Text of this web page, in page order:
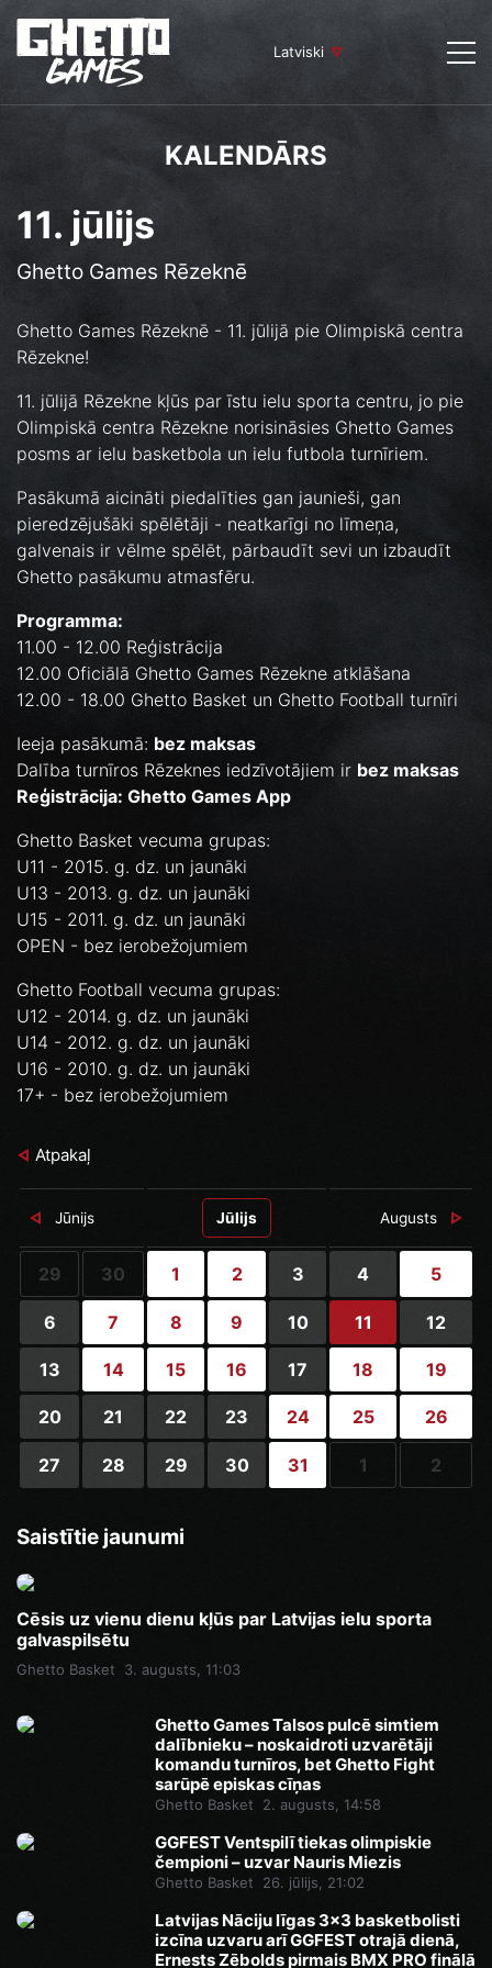
Latviski
KALENDĀRS
11. jūlijs
Ghetto Games Rēzeknē
Ghetto Games Rēzeknē - 11. jūlijā pie Olimpiskā centra
Rēzekne!
11. jūlijā Rēzekne kļūs par īstu ielu sporta centru, jo pie
Olimpiskā centra Rēzekne norisināsies Ghetto Games
posms ar ielu basketbola un ielu futbola turnīriem.
Pasākumā aicināti piedalīties gan jaunieši, gan
pieredzējušāki spēlētāji - neatkarīgi no līmeņa,
galvenais ir vēlme spēlēt, pārbaudīt sevi un izbaudīt
Ghetto pasākumu atmasfēru.
Programma:
11.00 - 12.00 Reģistrācija
12.00 Oficiālā Ghetto Games Rēzekne atklāšana
12.00 - 18.00 Ghetto Basket un Ghetto Football turnīri
Ieeja pasākumā: bez maksas
Dalība turnīros Rēzeknes iedzīvotājiem ir bez maksas
Reģistrācija: Ghetto Games App
Ghetto Basket vecuma grupas:
U11 - 2015. g. dz. un jaunāki
U13 - 2013. g. dz. un jaunāki
U15 - 2011. g. dz. un jaunāki
OPEN - bez ierobežojumiem
Ghetto Football vecuma grupas:
U12 - 2014. g. dz. un jaunāki
U14 - 2012. g. dz. un jaunāki
U16 - 2010. g. dz. un jaunāki
17+ - bez ierobežojumiem
Atpakaļ
Jūnijs Jūlijs Augusts
29 30 1 2 3 4 5
6 7 8 9 10 11 12
13 14 15 16 17 18 19
20 21 22 23 24 25 26
27 28 29 30 31 1 2
Saistītie jaunumi
Cēsis uz vienu dienu kļūs par Latvijas ielu sporta
galvaspilsētu
Ghetto Basket 3. augusts, 11:03
Ghetto Games Talsos pulcē simtiem
dalībnieku – noskaidroti uzvarētāji
komandu turnīros, bet Ghetto Fight
sarūpē episkas cīņas
Ghetto Basket 2. augusts, 14:58
GGFEST Ventspilī tiekas olimpiskie
čempioni – uzvar Nauris Miezis
Ghetto Basket 26. jūlijs, 21:02
Latvijas Nāciju līgas 3x3 basketbolisti
izcīna uzvaru arī GGFEST otrajā dienā,
Ernests Zēbolds pirmais BMX PRO finālā